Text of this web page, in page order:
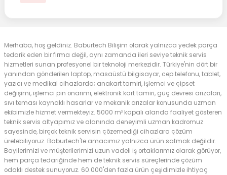
Merhaba, hoş geldiniz. Baburtech Bilişim olarak yalnızca yedek parça
tedarik eden bir firma değil, aynı zamanda ileri seviye teknik servis
hizmetleri sunan profesyonel bir teknoloji merkezidir. Türkiye'nin dört bir
yanından gönderilen laptop, masaüstü bilgisayar, cep telefonu, tablet,
yazıcı ve medikal cihazlarda; anakart tamiri, işlemci ve çipset
değişimi, işlemci pin onarımı, elektronik kart tamiri, güç devresi arızaları,
sıvı teması kaynaklı hasarlar ve mekanik arızalar konusunda uzman
ekibimizle hizmet vermekteyiz. 5000 m² kapalı alanda faaliyet gösteren
teknik servis altyapımız ve alanında deneyimli uzman kadromuz
sayesinde, birçok teknik servisin çözemediği cihazlara çözüm
üretebiliyoruz. Baburtech'te amacımız yalnızca ürün satmak değildir.
Bayilerimizi ve müşterilerimizi uzun vadeli iş ortaklarımız olarak görüyor,
hem parça tedariğinde hem de teknik servis süreçlerinde çözüm
odaklı destek sunuyoruz. 60.000'den fazla ürün çeşidimizle ihtiyaç